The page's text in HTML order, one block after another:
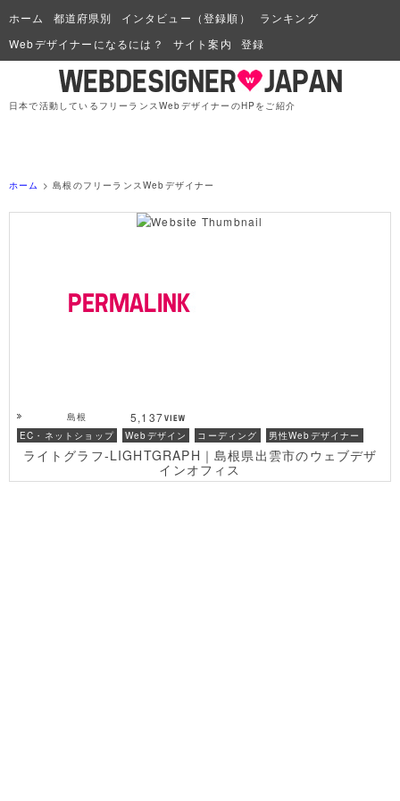
ホーム 都道府県別 インタビュー（登録順）
ランキング
Webデザイナーになるには？
サイト案内 登録
日本で活動しているフリーランスWebデザイナーのHPをご紹介
ホーム > 島根のフリーランスWebデザイナー
島根 5,137
EC・ネットショップ Webデザイン コーディング 男性Webデザイナー
ライトグラフ-LIGHTGRAPH｜島根県出雲市のウェブデザ
インオフィス